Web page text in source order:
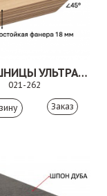
СТОЛЕШНИЦЫ УЛЬТРА ШПОН
021-262
Заказ